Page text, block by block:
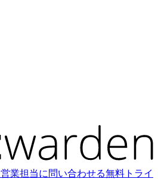
営業担当に問い合わせる無料トライ